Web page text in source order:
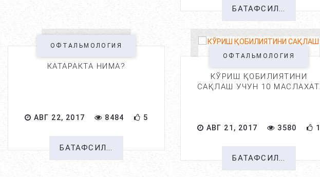
БАТАФСИЛ...
ОФТАЛЬМОЛОГИЯ
КАТАРАКТА НИМА?
АВГ 22, 2017 8484 5
БАТАФСИЛ...
ОФТАЛЬМОЛОГИЯ
КЎРИШ ҚОБИЛИЯТИНИ
САҚЛАШ УЧУН 10 МАСЛАХАТ.
АВГ 21, 2017 3580 1
БАТАФСИЛ...